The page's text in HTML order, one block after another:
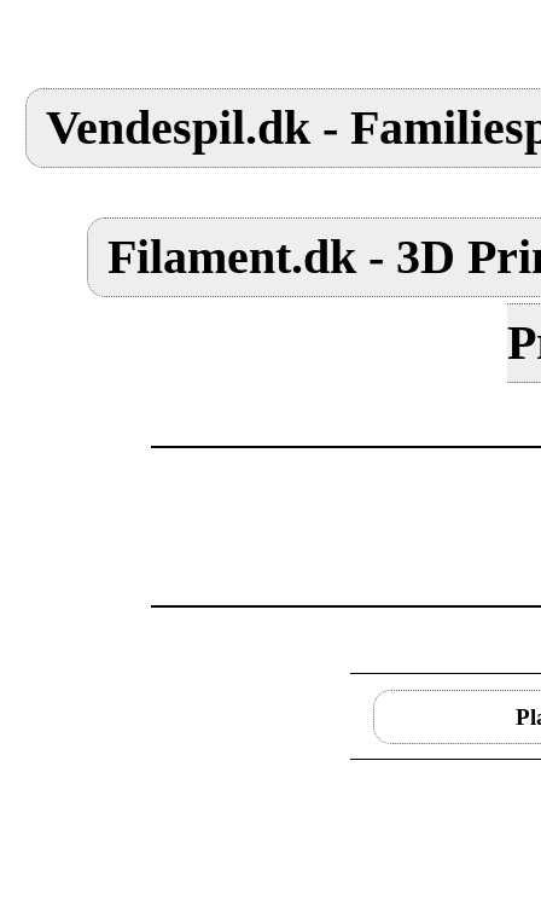
Vendespil.dk -
Filament.dk - 3D